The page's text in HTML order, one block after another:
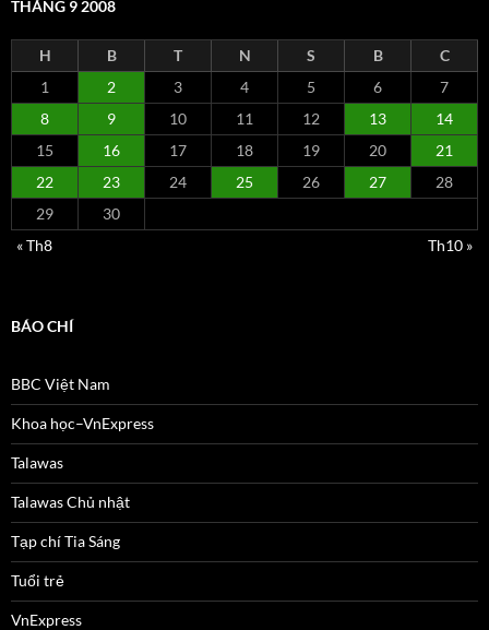
THÁNG 9 2008
H B T N S B
C
1
2 3 4 5 6
7
8
9 10 11 12 13
14
15
16 17 18 19 20
21
22
23 24 25 26 27
28
29
30
« Th8
Th10 »
BÁO CHÍ
BBC Việt Nam
Khoa học–VnExpress
Talawas
Talawas Chủ nhật
Tạp chí Tia Sáng
Tuổi trẻ
VnExpress